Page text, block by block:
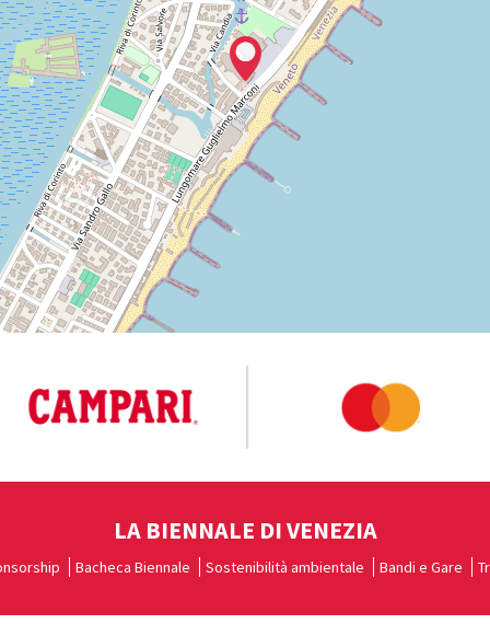
LA BIENNALE DI VENEZIA
Bacheca Biennale Sostenibilità ambientale Bandi e Gare